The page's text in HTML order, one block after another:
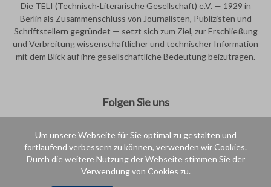
Um unsere Webseite für Sie optimal zu gestalten und
fortlaufend verbessern zu können, verwenden wir Cookies.
Durch die weitere Nutzung der Webseite stimmen Sie der
Verwendung von Cookies zu.
Die TELI (Technisch-Literarische Gesellschaft) e.V. — 1929 in
Berlin als Zusammenschluss von Journalisten, Publizisten und
Schriftstellern gegründet — setzt sich zum Ziel, zur Erschließung
und Verbreitung wissenschaftlicher und technischer Information
mit dem Blick auf ihre gesellschaftliche Bedeutung beizutragen.
Folgen Sie uns